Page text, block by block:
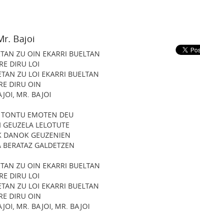
Bajoi
ZU OIN EKARRI BUELTAN
DIRU LOI
ZU LOI EKARRI BUELTAN
DIRU OIN
MR. BAJOI
EMOTEN DEU
LELOTUTE
DANOK GEUZENIEN
GALDETZEN
ZU OIN EKARRI BUELTAN
DIRU LOI
ZU LOI EKARRI BUELTAN
DIRU OIN
MR. BAJOI, MR. BAJOI